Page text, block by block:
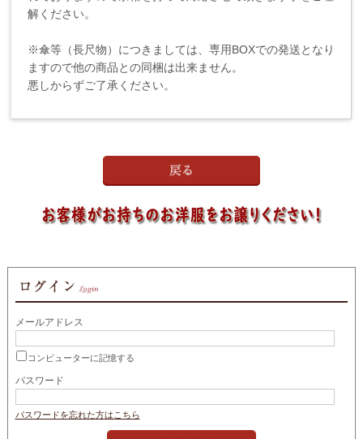
解ください。
※傘等（長尺物）につきましては、専用BOXでの発送となり
ますので他の商品との同梱は出来ません。
悪しからずご了承ください。
メールアドレス
コンピューターに記憶する
パスワード
パスワードを忘れた方はこちら